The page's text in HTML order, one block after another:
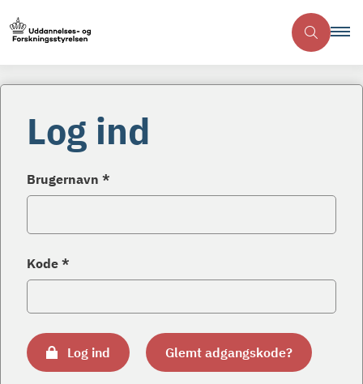
Log ind
Brugernavn *
Kode *
Log ind Glemt adgangskode?